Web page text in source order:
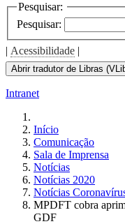
Pesquisar:
Pesquisar:
| Acessibilidade |
Abrir tradutor de Libras
Intranet
Início
Comunicação
Sala de Imprensa
Notícias
Notícias 2020
Notícias
MPDFT cobra
GDF